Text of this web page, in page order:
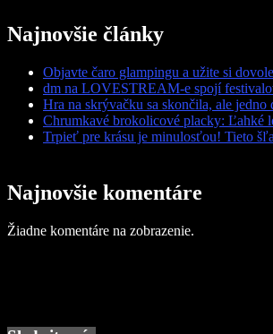
Najnovšie články
Objavte čaro glampingu a užite si
dm na LOVESTREAM-e spojí
Hra na skrývačku sa skončila, ale
Chrumkavé brokolicové placky: Ľahké
Trpieť pre krásu je minulosťou! Tieto
Najnovšie komentáre
Žiadne komentáre na zobrazenie.